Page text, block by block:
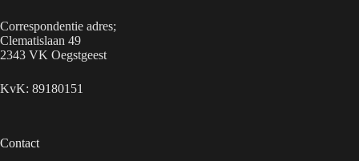
Correspondentie adres;
Clematislaan 49
2343 VK Oegstgeest
KvK: 89180151
Contact